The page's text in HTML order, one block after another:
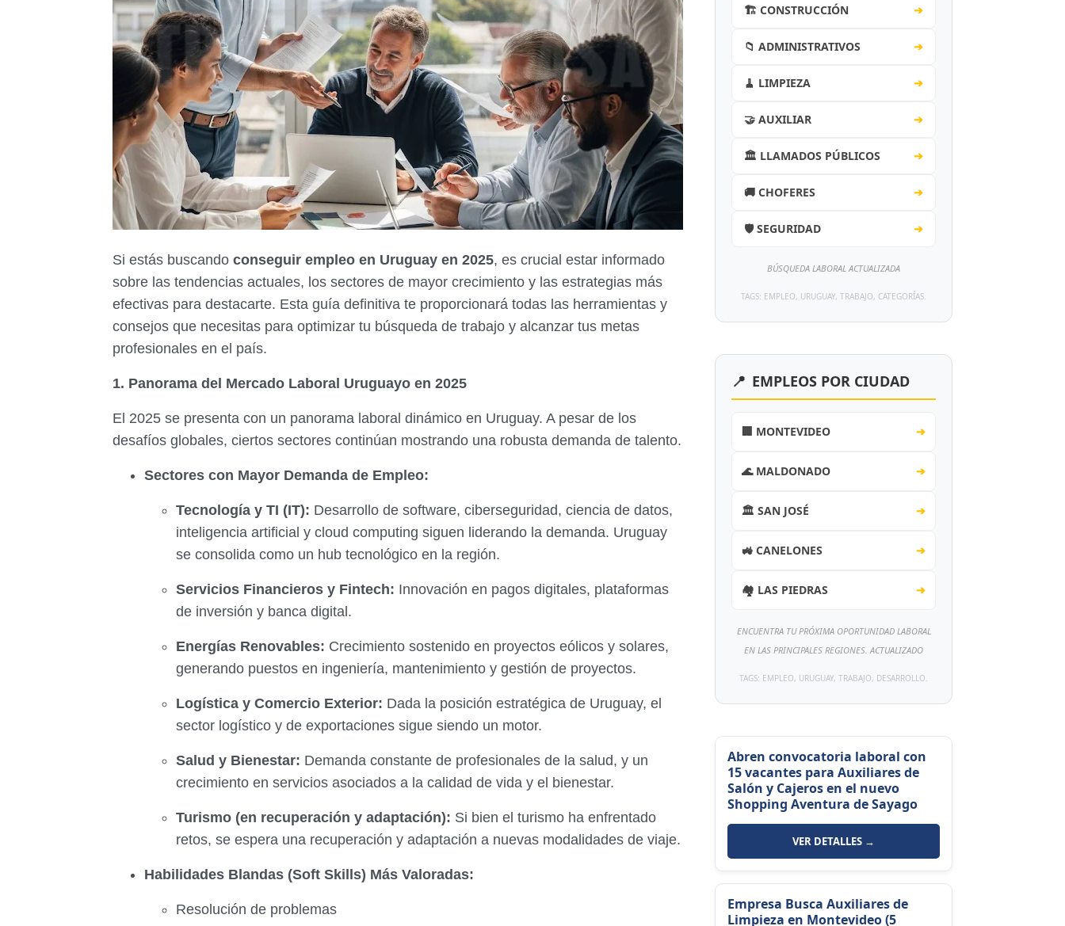
Si estás buscando conseguir empleo en Uruguay en 2025, es crucial estar informado
sobre las tendencias actuales, los sectores de mayor crecimiento y las estrategias más
efectivas para destacarte. Esta guía definitiva te proporcionará todas las herramientas y
consejos que necesitas para optimizar tu búsqueda de trabajo y alcanzar tus metas
profesionales en el país.
1. Panorama del Mercado Laboral Uruguayo en 2025
El 2025 se presenta con un panorama laboral dinámico en Uruguay. A pesar de los
desafíos globales, ciertos sectores continúan mostrando una robusta demanda de talento.
Sectores con Mayor Demanda de Empleo:
Tecnología y TI (IT): Desarrollo de software, ciberseguridad, ciencia de datos,
inteligencia artificial y cloud computing siguen liderando la demanda. Uruguay
se consolida como un hub tecnológico en la región.
Servicios Financieros y Fintech: Innovación en pagos digitales, plataformas
de inversión y banca digital.
Energías Renovables: Crecimiento sostenido en proyectos eólicos y solares,
generando puestos en ingeniería, mantenimiento y gestión de proyectos.
Logística y Comercio Exterior: Dada la posición estratégica de Uruguay, el
sector logístico y de exportaciones sigue siendo un motor.
Salud y Bienestar: Demanda constante de profesionales de la salud, y un
crecimiento en servicios asociados a la calidad de vida y el bienestar.
Turismo (en recuperación y adaptación): Si bien el turismo ha enfrentado
retos, se espera una recuperación y adaptación a nuevas modalidades de viaje.
Habilidades Blandas (Soft Skills) Más Valoradas:
Resolución de problemas
🏗️ CONSTRUCCIÓN ➔
📁 ADMINISTRATIVOS ➔
🧹 LIMPIEZA ➔
🤝 AUXILIAR ➔
🏛️ LLAMADOS PÚBLICOS ➔
🚚 CHOFERES ➔
🛡️ SEGURIDAD ➔
BÚSQUEDA LABORAL ACTUALIZADA
TAGS: EMPLEO, URUGUAY, TRABAJO, CATEGORÍAS.
📍 EMPLEOS POR CIUDAD
🏢 MONTEVIDEO ➔
🌊 MALDONADO ➔
🏛️ SAN JOSÉ ➔
🚜 CANELONES ➔
🏘️ LAS PIEDRAS ➔
ENCUENTRA TU PRÓXIMA OPORTUNIDAD LABORAL
EN LAS PRINCIPALES REGIONES. ACTUALIZADO
TAGS: EMPLEO, URUGUAY, TRABAJO, DESARROLLO.
Abren convocatoria laboral con
15 vacantes para Auxiliares de
Salón y Cajeros en el nuevo
Shopping Aventura de Sayago
VER DETALLES →
Empresa Busca Auxiliares de
Limpieza en Montevideo (5